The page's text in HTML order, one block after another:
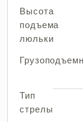
Высота
подъема
люльки
Тип
стрелы